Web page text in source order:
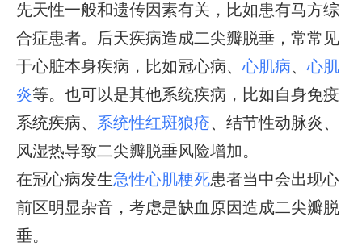
先天性一般和遗传因素有关，比如患有马方综
合症患者。后天疾病造成二尖瓣脱垂，常常见
于心脏本身疾病，比如冠心病、心肌病、心肌
炎等。也可以是其他系统疾病，比如自身免疫
系统疾病、 系统性红斑狼疮、结节性动脉炎、
风湿热导致二尖瓣脱垂风险增加。
在冠心病发生急性心肌梗死患者当中会出现心
前区明显杂音，考虑是缺血原因造成二尖瓣脱
垂。